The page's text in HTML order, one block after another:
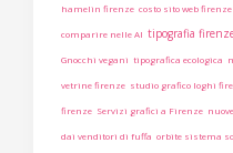
hamelin firenze costo sito web firenze
comparire nelle AI tipografia
Gnocchi vegani tipografica ecologica
vetrine firenze studio grafico loghi
firenze Servizi grafici a Firenze
dai venditori di fuffa orbite sistema